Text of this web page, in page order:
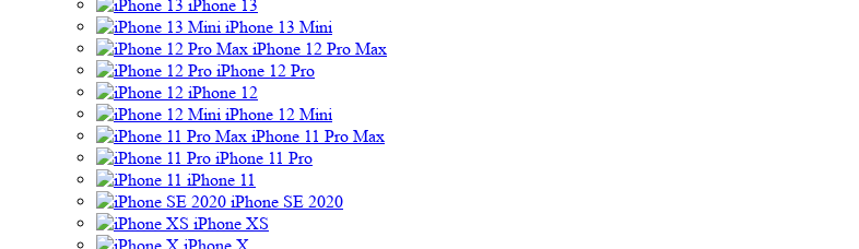
iPhone 13
iPhone 13 Mini
iPhone 12 Pro Max
iPhone 12 Pro
iPhone 12
iPhone 12 Mini
iPhone 11 Pro Max
iPhone 11 Pro
iPhone 11
iPhone SE 2020
iPhone XS